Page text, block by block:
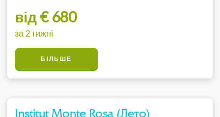
від € 680
за 2 тижні
БІЛЬШЕ
Institut Monte Rosa (Лето)